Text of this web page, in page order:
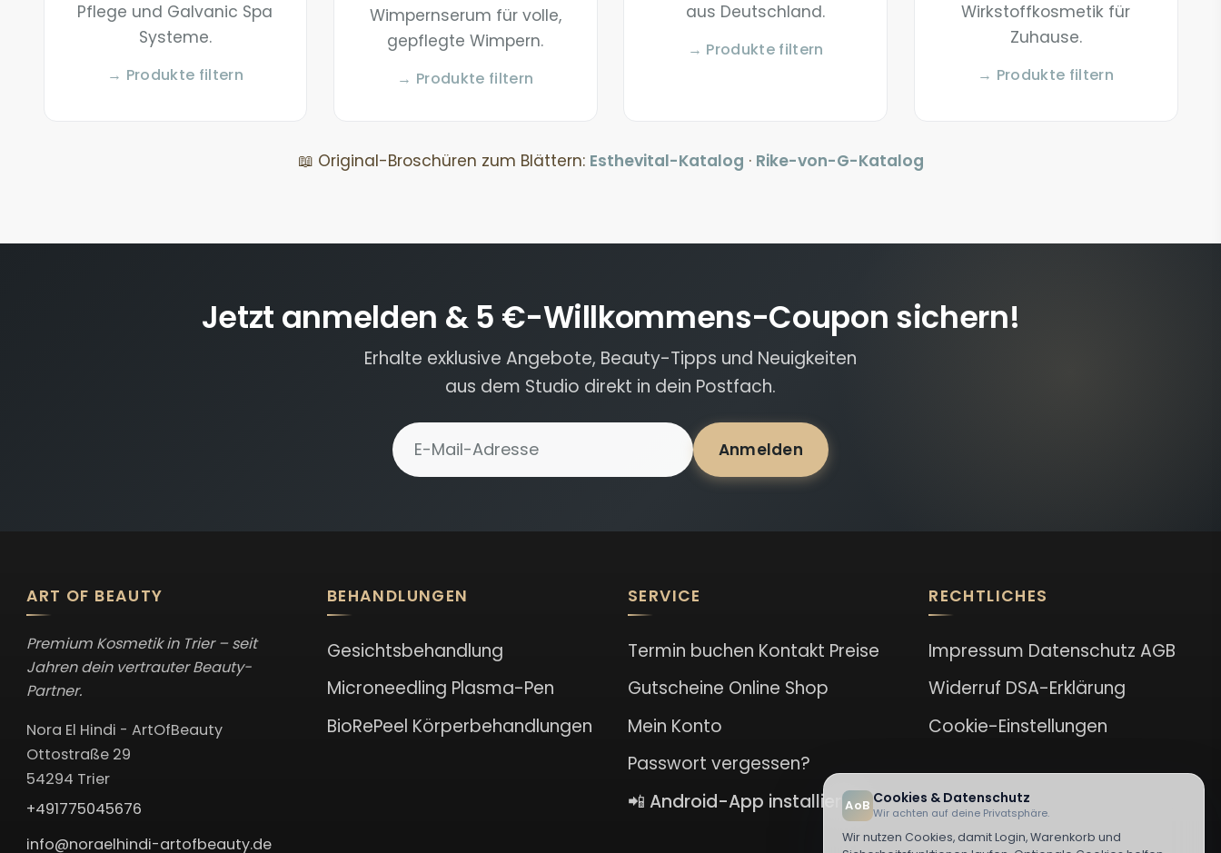
Pflege und Galvanic Spa
Systeme.
→ Produkte filtern
Wimpernserum für volle,
gepflegte Wimpern.
→ Produkte filtern
aus Deutschland.
→ Produkte filtern
Wirkstoffkosmetik für
Zuhause.
→ Produkte filtern
📖 Original-Broschüren zum Blättern: Esthevital-Katalog · Rike-von-G-Katalog
Jetzt anmelden & 5 €-Willkommens-Coupon sichern!
Erhalte exklusive Angebote, Beauty-Tipps und Neuigkeiten
aus dem Studio direkt in dein Postfach.
E-Mail-Adresse für Newsletter
Anmelden
ART OF BEAUTY
Premium Kosmetik in Trier – seit
Jahren dein vertrauter Beauty-
Partner.
Nora El Hindi - ArtOfBeauty
Ottostraße 29
54294 Trier
+491775045676
info@noraelhindi-artofbeauty.de
BEHANDLUNGEN
Gesichtsbehandlung
Microneedling Plasma-Pen
BioRePeel Körperbehandlungen
SERVICE
Termin buchen Kontakt Preise
Gutscheine Online Shop
Mein Konto
Passwort vergessen?
📲 Android-App installieren
RECHTLICHES
Impressum Datenschutz AGB
Widerruf DSA-Erklärung
Cookie-Einstellungen
AoB Cookies & Datenschutz
Wir achten auf deine Privatsphäre.
Wir nutzen Cookies, damit Login, Warenkorb und